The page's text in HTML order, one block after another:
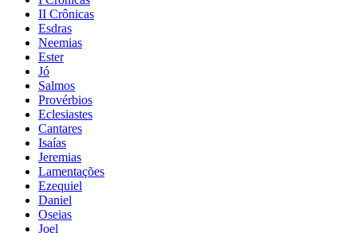
II Crônicas
Esdras
Neemias
Ester
Jó
Salmos
Provérbios
Eclesiastes
Cantares
Isaías
Jeremias
Lamentações
Ezequiel
Daniel
Oseias
Joel